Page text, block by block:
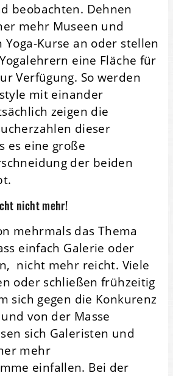
beobachten. Dehnen
mehr Museen und
Kurse an oder stellen
eine Fläche für
Verfügung. So werden
mit einander
zeigen die
dieser
es eine große
der beiden
nicht mehr!
mehrmals das Thema
einfach Galerie oder
nicht mehr reicht. Viele
oder schließen frühzeitig
sich gegen die Konkurenz
von der Masse
sich Galeristen und
mehr
einfallen. Bei der